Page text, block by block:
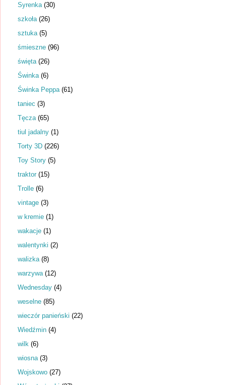
Syrenka (30)
szkoła (26)
sztuka (5)
śmieszne (96)
święta (26)
Świnka (6)
Świnka Peppa (61)
taniec (3)
Tęcza (65)
tiul jadalny (1)
Torty 3D (226)
Toy Story (5)
traktor (15)
Trolle (6)
vintage (3)
w kremie (1)
wakacje (1)
walentynki (2)
walizka (8)
warzywa (12)
Wednesday (4)
weselne (85)
wieczór panieński (22)
Wiedźmin (4)
wilk (6)
wiosna (3)
Wojskowo (27)